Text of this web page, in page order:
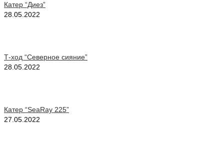
Катер “Диез”
28.05.2022
Т-ход “Северное сияние”
28.05.2022
Катер “SeaRay 225”
27.05.2022